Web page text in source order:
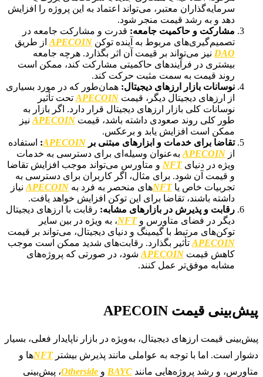
سرمایه‌گذاران معتبر، می‌تواند اعتماد به این پروژه را افزایش
دهد و به رشد قیمت منجر شود.
مشارکت و حاکمیت جامعه: قدرت و مشارکت جامعه در
تصمیم‌گیری‌های مربوط به آینده توکن APECOIN از طریق
DAO نیز می‌تواند بر قیمت آن اثر بگذارد. هرچه جامعه
بیشتری در فرآیندهای حاکمیتی مشارکت کند، ممکن است
روند قیمت به سمت مثبت حرکت کند.
نوسانات بازار ارزهای دیجیتال: همان‌طور که در مورد بسیاری
از ارزهای دیجیتال دیگر، قیمت APECOIN تحت تأثیر
نوسانات کلی بازار ارزهای دیجیتال قرار دارد. اگر بازار به
طور کلی روند صعودی داشته باشد، قیمت APECOIN نیز
ممکن است افزایش یابد و برعکس.
تقاضا برای خدمات و ابزارهای مبتنی بر APECOIN
: استفاده
از APECOIN به‌عنوان وسیله‌ای برای دسترسی به خدمات
ویژه در دنیایNFT و متاورس می‌تواند موجب افزایش تقاضا
و قیمت آن شود. برای مثال، اگر کاربران برای دسترسی به
تجربیات خاص یاNFTهای منحصر به فرد به APECOIN نیاز
داشته باشند، تقاضا برای این توکن افزایش خواهد یافت.
رقابت و پذیرش در بازارهای مشابه: رقابت با ارزهای دیجیتال
دیگر در فضای متاورس وNFT، به ویژه در بین سایر
توکن‌های مرتبط با گیمینگ و دنیای دیجیتال، می‌تواند بر قیمت
APECOIN تأثیر بگذارد. رقابت‌های شدید ممکن است موجب
کاهش قیمت APECOIN شود، در صورتی که پروژه‌های
مشابه موفق‌تر عمل کنند.
پیش‌بینی قیمت APECOIN
پیش‌بینی قیمت ارزهای دیجیتال، به‌ویژه در بازار ناپایدار فعلی، بسیار
دشوار است. اما با توجه به عواملی مانند پذیرش بیشترNFTها و
متاورس، و رشد پروژه‌هایی مانند BAYC و Otherside، پیش‌بینی